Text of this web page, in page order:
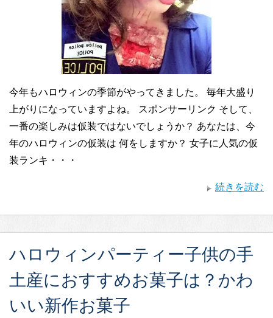
今年もハロウィンの季節がやってきました。 毎年大盛り
上がりになっていますよね。 スポンサーリンク そして、
一番の楽しみは仮装ではないでしょうか？ あなたは、今
年のハロウィンの仮装は 何をしますか？ 女子に人気の仮
装ランキ・・・
続きを読む
ハロウィンパーティー子供の手
土産におすすめお菓子は？かわ
いい新作お菓子